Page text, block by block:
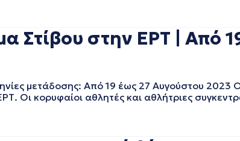
Στίβου στην ΕΡΤ | Από
μετάδοσης: Από 19 έως 27 Αυγούστου 2023
Οι κορυφαίοι αθλητές και αθλήτριες